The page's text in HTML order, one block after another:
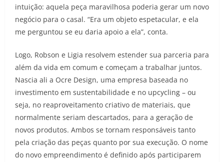
intuição: aquela peça maravilhosa poderia gerar um novo
negócio para o casal. “Era um objeto espetacular, e ela
me perguntou se eu daria apoio a ela”, conta.
Logo, Robson e Ligia resolvem estender sua parceria para
além da vida em comum e começam a trabalhar juntos.
Nascia ali a Ocre Design, uma empresa baseada no
investimento em sustentabilidade e no upcycling – ou
seja, no reaproveitamento criativo de materiais, que
normalmente seriam descartados, para a geração de
novos produtos. Ambos se tornam responsáveis tanto
pela criação das peças quanto por sua execução. O nome
do novo empreendimento é definido após participarem